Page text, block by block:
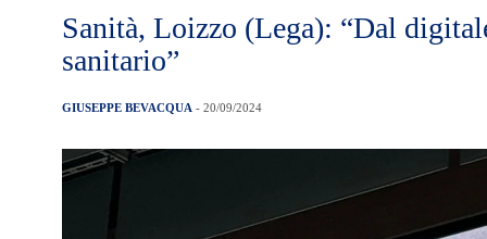
Sanità, Loizzo (Lega): “Dal
sanitario”
GIUSEPPE BEVACQUA - 20/09/2024